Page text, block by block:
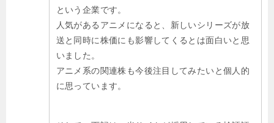
という企業です。
人気があるアニメになると、新しいシリーズが放
送と同時に株価にも影響してくるとは面白いと思
いました。
アニメ系の関連株も今後注目してみたいと個人的
に思っています。